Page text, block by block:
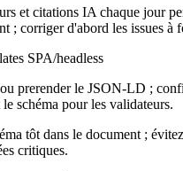
et citations IA chaque jour
; corriger d'abord les issues à
SPA/headless
prerender le JSON-LD ;
schéma pour les validateurs.
tôt dans le document ;
critiques.